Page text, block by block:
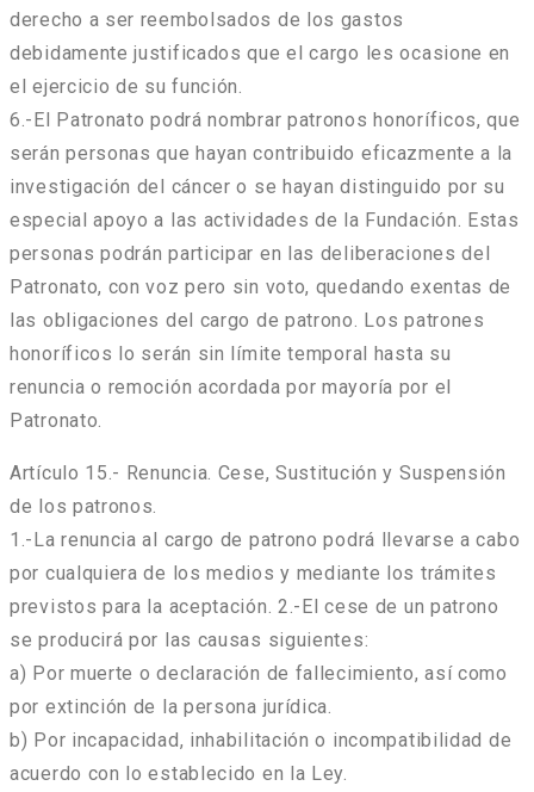
derecho a ser reembolsados de los gastos
debidamente justificados que el cargo les ocasione en
el ejercicio de su función.
6.-El Patronato podrá nombrar patronos honoríficos, que
serán personas que hayan contribuido eficazmente a la
investigación del cáncer o se hayan distinguido por su
especial apoyo a las actividades de la Fundación. Estas
personas podrán participar en las deliberaciones del
Patronato, con voz pero sin voto, quedando exentas de
las obligaciones del cargo de patrono. Los patrones
honoríficos lo serán sin límite temporal hasta su
renuncia o remoción acordada por mayoría por el
Patronato.
Artículo 15.- Renuncia. Cese, Sustitución y Suspensión
de los patronos.
1.-La renuncia al cargo de patrono podrá llevarse a cabo
por cualquiera de los medios y mediante los trámites
previstos para la aceptación. 2.-El cese de un patrono
se producirá por las causas siguientes:
a) Por muerte o declaración de fallecimiento, así como
por extinción de la persona jurídica.
b) Por incapacidad, inhabilitación o incompatibilidad de
acuerdo con lo establecido en la Ley.